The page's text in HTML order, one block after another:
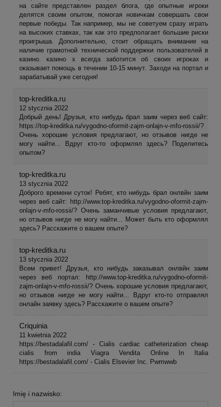
на сайте представлен раздел блога, где опытные игроки
делятся своим опытом, помогая новичкам совершать свои
первые победы. Так например, мы не советуем сразу играть
на высоких ставках, так как это предполагает большие риски
проигрыша. Дополнительно, стоит обращать внимание на
наличие грамотной технической поддержки пользователей в
казино. казино x всегда заботится об своих игроках и
оказывает помощь в течении 10-15 минут. Заходи на портал и
зарабатывай уже сегодня!
top-kreditka.ru
12 stycznia 2022
Добрый день! Друзья, кто нибудь брал заим через веб сайт:
https://top-kreditka.ru/vygodno-oformit-zajm-onlajn-v-mfo-rossii/?
Очень хорошие условия предлагают, но отзывов нигде не
могу найти... Вдруг кто-то оформлял здесь? Поделитесь
опытом?
top-kreditka.ru
13 stycznia 2022
Доброго времени суток! Ребят, кто нибудь брал онлвйн заим
через веб сайт: http://www.top-kreditka.ru/vygodno-oformit-zajm-
onlajn-v-mfo-rossii/? Очень заманчивые условия предлагают,
но отзывов нигде не могу найти... Может быть кто оформлял
здесь? Расскажите о вашем опыте?
top-kreditka.ru
13 stycznia 2022
Всем привет! Друзья, кто нибудь заказывал онлвйн заим
через веб портал: http://www.top-kreditka.ru/vygodno-oformit-
zajm-onlajn-v-mfo-rossii/? Очень хорошие условия предлагают,
но отзывов нигде не могу найти... Вдруг кто-то отправлял
онлайн заявку здесь? Расскажите о вашем опыте?
Criquinia
11 kwietnia 2022
https://bestadalafil.com/ - Cialis cardiac catheterization cheap
cialis from india Viagra Vendita Online In Italia
https://bestadalafil.com/ - Cialis Elsevier Inc. Pwmwwb
Imię i nazwisko: